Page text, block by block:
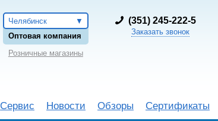
Челябинск
Оптовая компания
Розничные магазины
(351) 245-222-5
Заказать звонок
Сервис Новости Обзоры Сертификаты